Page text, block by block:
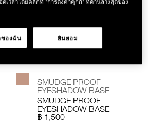
฿ 480
SMUDGE PROOF
EYESHADOW BASE
SMUDGE PROOF
EYESHADOW BASE
฿ 1,500
ดเวลาโดยคลิกที่ "การตั้งค่าคุกกี้" ที่ด้านล่างสุดของ
ยินยอม
ของฉัน